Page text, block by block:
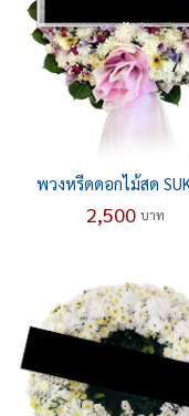
พวงหรีดดอกไม้สด
2,500 บาท